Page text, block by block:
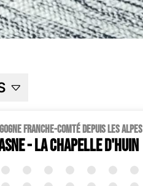
Franche-Comté depuis les Alpes
- La Chapelle d'Huin